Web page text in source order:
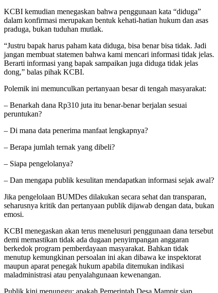
KCBI kemudian menegaskan bahwa penggunaan kata “diduga”
dalam konfirmasi merupakan bentuk kehati-hatian hukum dan asas
praduga, bukan tuduhan mutlak.
“Justru bapak harus paham kata diduga, bisa benar bisa tidak. Jadi
jangan membuat statemen bahwa kami mencari informasi tidak jelas.
Berarti informasi yang bapak sampaikan juga diduga tidak jelas
dong,” balas pihak KCBI.
Polemik ini memunculkan pertanyaan besar di tengah masyarakat:
– Benarkah dana Rp310 juta itu benar-benar berjalan sesuai
peruntukan?
– Di mana data penerima manfaat lengkapnya?
– Berapa jumlah ternak yang dibeli?
– Siapa pengelolanya?
– Dan mengapa publik kesulitan mendapatkan informasi sejak awal?
Jika pengelolaan BUMDes dilakukan secara sehat dan transparan,
seharusnya kritik dan pertanyaan publik dijawab dengan data, bukan
emosi.
KCBI menegaskan akan terus menelusuri penggunaan dana tersebut
demi memastikan tidak ada dugaan penyimpangan anggaran
berkedok program pemberdayaan masyarakat. Bahkan tidak
menutup kemungkinan persoalan ini akan dibawa ke inspektorat
maupun aparat penegak hukum apabila ditemukan indikasi
maladministrasi atau penyalahgunaan kewenangan.
Publik kini menunggu: apakah Pemerintah Desa Mampir siap